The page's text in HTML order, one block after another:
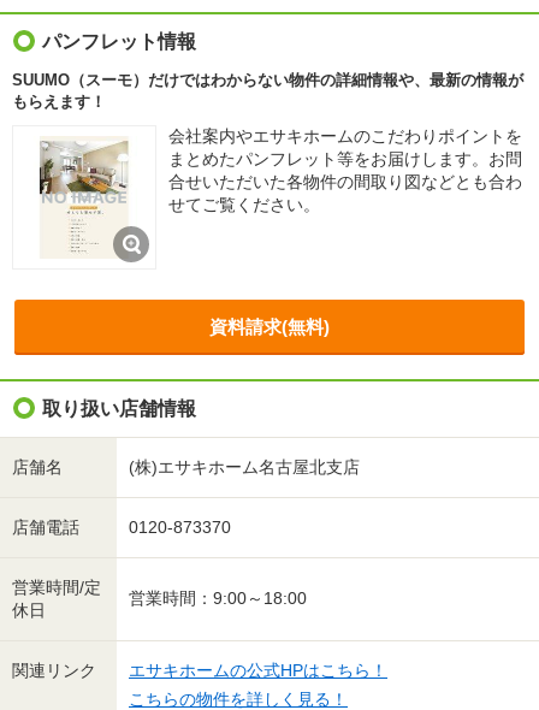
パンフレット情報
SUUMO（スーモ）だけではわからない物件の詳細情報や、最新の情報が
もらえます！
会社案内やエサキホームのこだわりポイントを
まとめたパンフレット等をお届けします。お問
合せいただいた各物件の間取り図などとも合わ
せてご覧ください。
資料請求(無料)
取り扱い店舗情報
店舗名 (株)エサキホーム名古屋北支店
店舗電話 0120-873370
営業時間/定
休日
営業時間：9:00～18:00
関連リンク
エサキホームの公式HPはこちら！
こちらの物件を詳しく見る！